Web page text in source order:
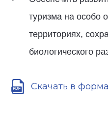
туризма на особо
территориях,
биологического
Скачать в